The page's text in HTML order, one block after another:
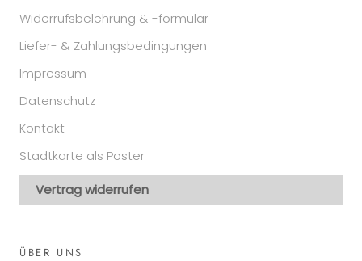
Widerrufsbelehrung & -formular
Liefer- & Zahlungsbedingungen
Impressum
Datenschutz
Kontakt
Stadtkarte als Poster
Vertrag widerrufen
ÜBER UNS